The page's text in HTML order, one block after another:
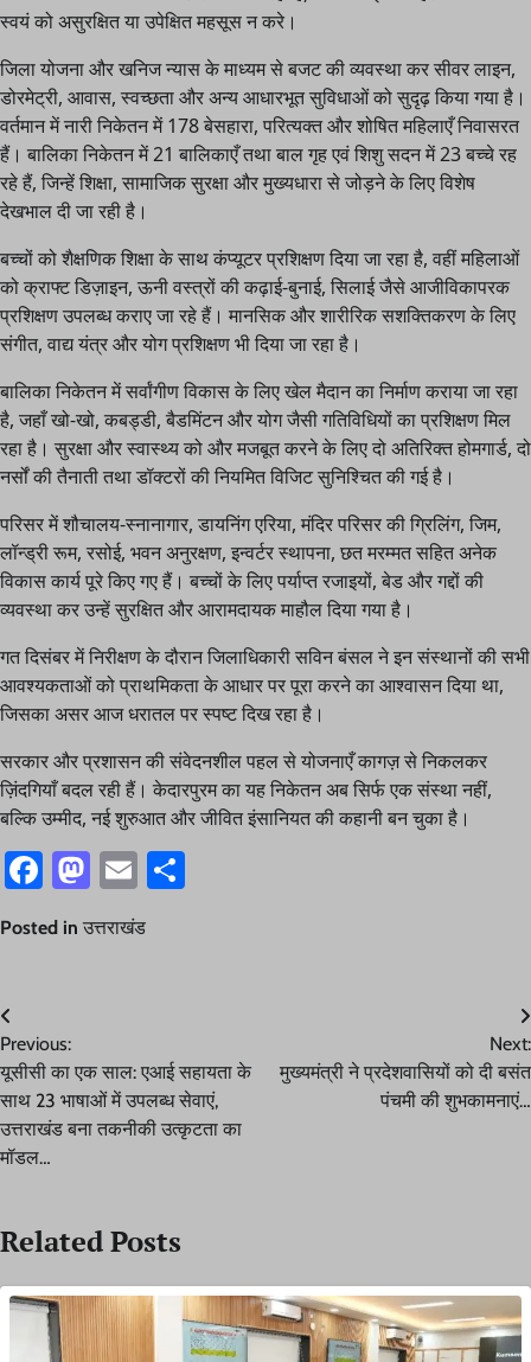
स्वयं को असुरक्षित या उपेक्षित महसूस न करे।
जिला योजना और खनिज न्यास के माध्यम से बजट की व्यवस्था कर सीवर लाइन,
डोरमेट्री, आवास, स्वच्छता और अन्य आधारभूत सुविधाओं को सुदृढ़ किया गया है।
वर्तमान में नारी निकेतन में 178 बेसहारा, परित्यक्त और शोषित महिलाएँ निवासरत
हैं। बालिका निकेतन में 21 बालिकाएँ तथा बाल गृह एवं शिशु सदन में 23 बच्चे रह
रहे हैं, जिन्हें शिक्षा, सामाजिक सुरक्षा और मुख्यधारा से जोड़ने के लिए विशेष
देखभाल दी जा रही है।
बच्चों को शैक्षणिक शिक्षा के साथ कंप्यूटर प्रशिक्षण दिया जा रहा है, वहीं महिलाओं
को क्राफ्ट डिज़ाइन, ऊनी वस्त्रों की कढ़ाई-बुनाई, सिलाई जैसे आजीविकापरक
प्रशिक्षण उपलब्ध कराए जा रहे हैं। मानसिक और शारीरिक सशक्तिकरण के लिए
संगीत, वाद्य यंत्र और योग प्रशिक्षण भी दिया जा रहा है।
बालिका निकेतन में सर्वांगीण विकास के लिए खेल मैदान का निर्माण कराया जा रहा
है, जहाँ खो-खो, कबड्डी, बैडमिंटन और योग जैसी गतिविधियों का प्रशिक्षण मिल
रहा है। सुरक्षा और स्वास्थ्य को और मजबूत करने के लिए दो अतिरिक्त होमगार्ड, दो
नर्सों की तैनाती तथा डॉक्टरों की नियमित विजिट सुनिश्चित की गई है।
परिसर में शौचालय-स्नानागार, डायनिंग एरिया, मंदिर परिसर की ग्रिलिंग, जिम,
लॉन्ड्री रूम, रसोई, भवन अनुरक्षण, इन्वर्टर स्थापना, छत मरम्मत सहित अनेक
विकास कार्य पूरे किए गए हैं। बच्चों के लिए पर्याप्त रजाइयों, बेड और गद्दों की
व्यवस्था कर उन्हें सुरक्षित और आरामदायक माहौल दिया गया है।
गत दिसंबर में निरीक्षण के दौरान जिलाधिकारी सविन बंसल ने इन संस्थानों की सभी
आवश्यकताओं को प्राथमिकता के आधार पर पूरा करने का आश्वासन दिया था,
जिसका असर आज धरातल पर स्पष्ट दिख रहा है।
सरकार और प्रशासन की संवेदनशील पहल से योजनाएँ कागज़ से निकलकर
ज़िंदगियाँ बदल रही हैं। केदारपुरम का यह निकेतन अब सिर्फ एक संस्था नहीं,
बल्कि उम्मीद, नई शुरुआत और जीवित इंसानियत की कहानी बन चुका है।
Facebook
Mastodon
Email
Posted in उत्तराखंड
Post
navigation
Previous:
यूसीसी का एक साल: एआई सहायता के
साथ 23 भाषाओं में उपलब्ध सेवाएं,
उत्तराखंड बना तकनीकी उत्कृटता का
मॉडल…
Next:
मुख्यमंत्री ने प्रदेशवासियों को दी बसंत
पंचमी की शुभकामनाएं…
Related Posts